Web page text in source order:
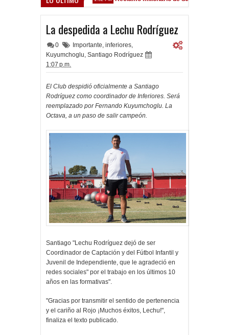
La despedida a Lechu Rodríguez
0 Importante, inferiores,
Kuyumchoglu, Santiago Rodríguez
1:07 p.m.
El Club despidió oficialmente a Santiago
Rodríguez como coordinador de Inferiores. Será
reemplazado por Fernando Kuyumchoglu. La
Octava, a un paso de salir campeón.
Santiago "Lechu Rodríguez dejó de ser
Coordinador de Captación y del Fútbol Infantil y
Juvenil de Independiente, que le agradeció en
redes sociales" por el trabajo en los últimos 10
años en las formativas".
"Gracias por transmitir el sentido de pertenencia
y el cariño al Rojo ¡Muchos éxitos, Lechu!",
finaliza el texto publicado.